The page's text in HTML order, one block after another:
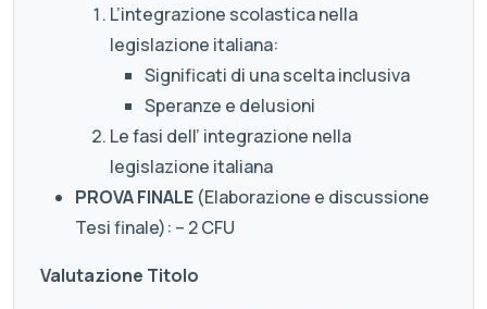
L’integrazione scolastica nella
legislazione italiana:
Significati di una scelta inclusiva
Speranze e delusioni
Le fasi dell’ integrazione nella
legislazione italiana
PROVA FINALE (Elaborazione e discussione
Tesi finale): – 2 CFU
Valutazione Titolo